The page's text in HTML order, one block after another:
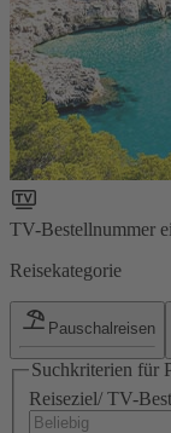
TV-Bestellnummer
Reisekategorie
Pauschalreisen
Suchkriterien für
Reiseziel/ TV-